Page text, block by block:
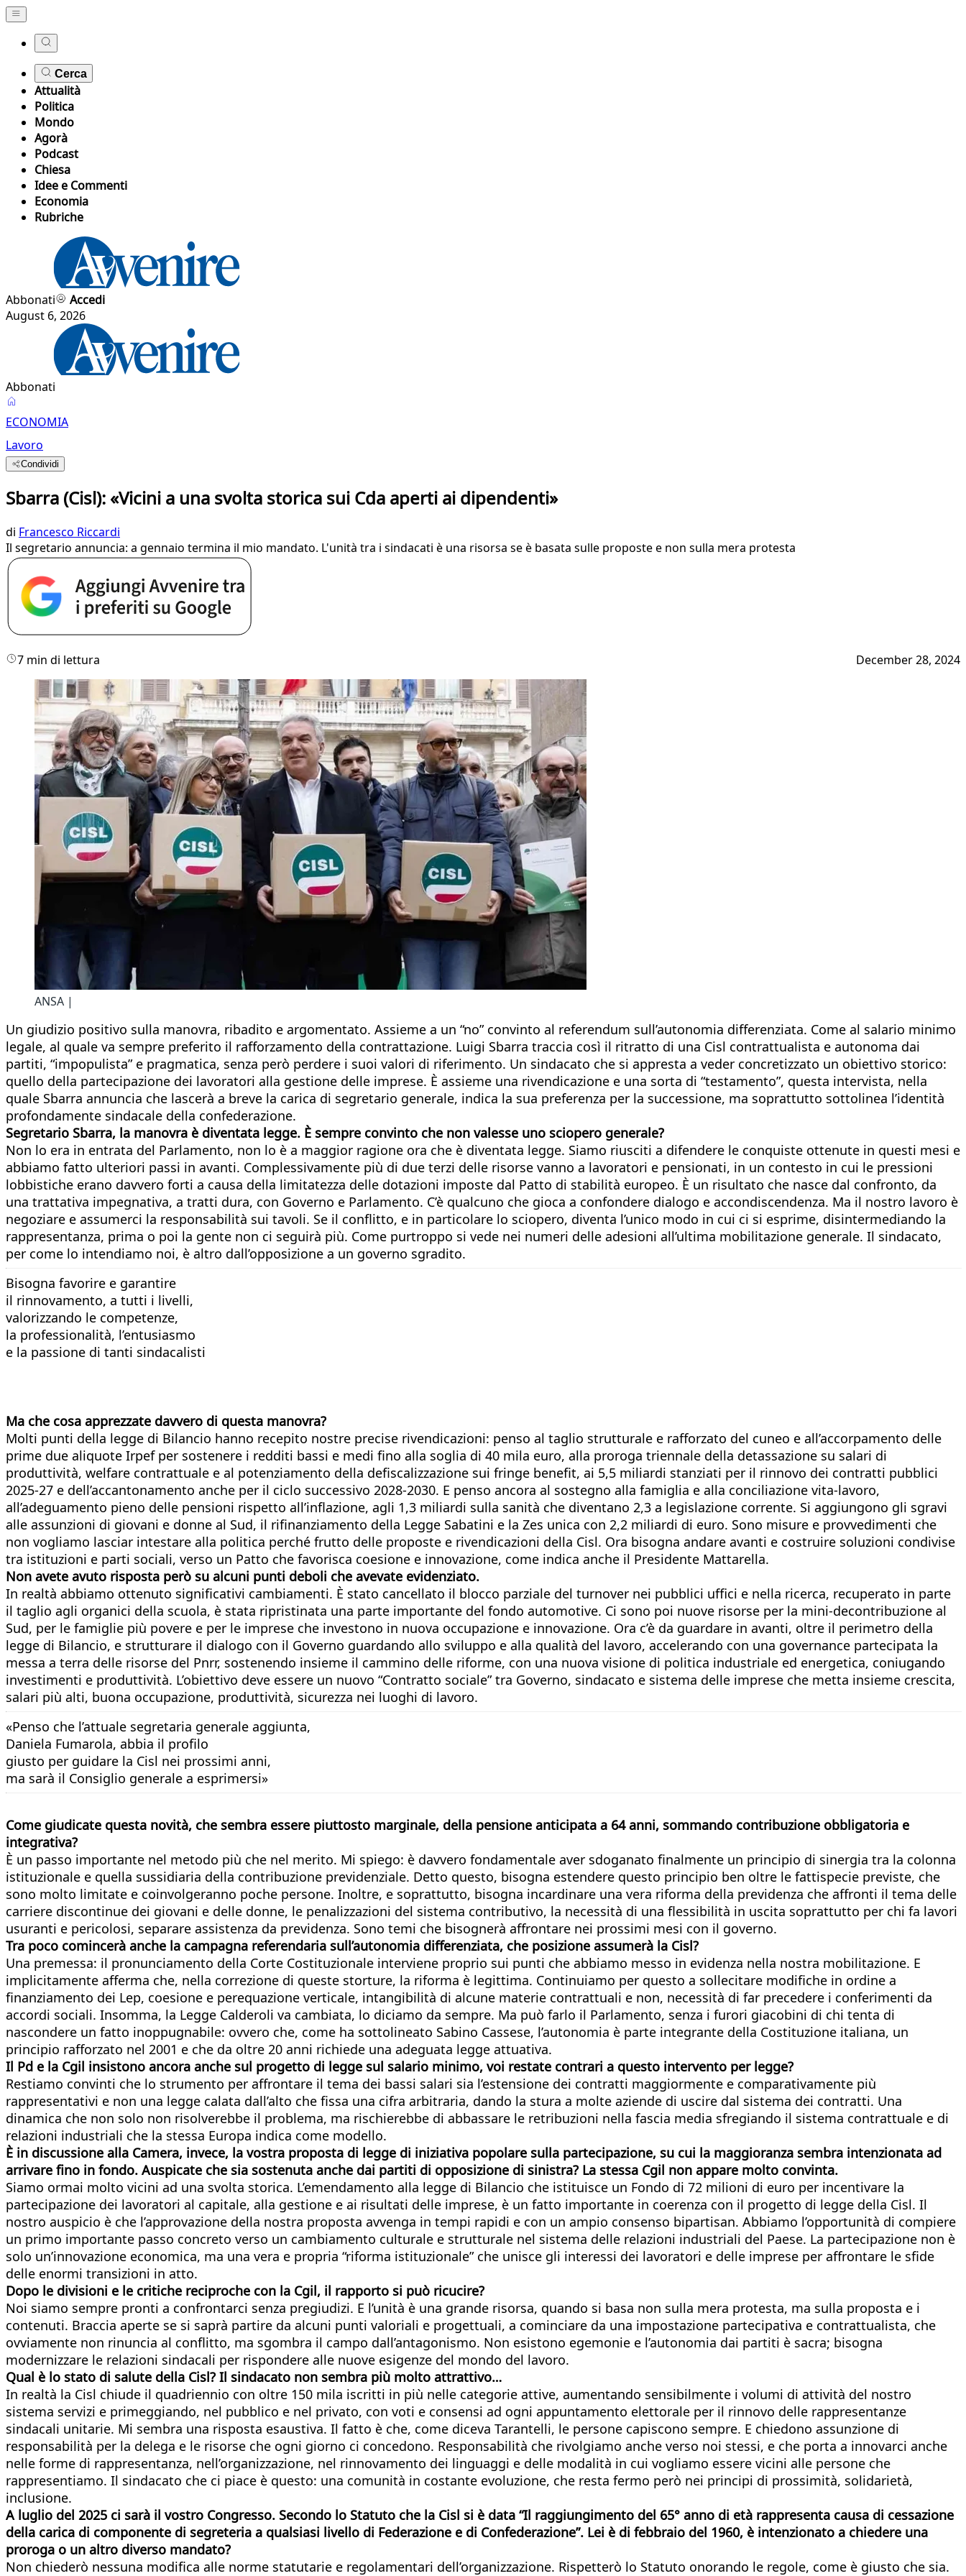
Cerca
Attualità
Politica
Mondo
Agorà
Podcast
Chiesa
Idee e Commenti
Economia
Rubriche
Abbonati
Accedi
August 6, 2026
Abbonati
ECONOMIA
Lavoro
Condividi
Sbarra (Cisl): «Vicini a una svolta storica sui Cda aperti ai dipendenti»
di Francesco Riccardi
Il segretario annuncia: a gennaio termina il mio mandato. L'unità tra i sindacati è una risorsa se è basata sulle proposte e non sulla mera protesta
7 min di lettura December 28, 2024
ANSA |
Un giudizio positivo sulla manovra, ribadito e argomentato. Assieme a un “no” convinto al referendum sull’autonomia differenziata. Come al salario minimo
legale, al quale va sempre preferito il rafforzamento della contrattazione. Luigi Sbarra traccia così il ritratto di una Cisl contrattualista e autonoma dai
partiti, “impopulista” e pragmatica, senza però perdere i suoi valori di riferimento. Un sindacato che si appresta a veder concretizzato un obiettivo storico:
quello della partecipazione dei lavoratori alla gestione delle imprese. È assieme una rivendicazione e una sorta di “testamento”, questa intervista, nella
quale Sbarra annuncia che lascerà a breve la carica di segretario generale, indica la sua preferenza per la successione, ma soprattutto sottolinea l’identità
profondamente sindacale della confederazione.
Segretario Sbarra, la manovra è diventata legge. È sempre convinto che non valesse uno sciopero generale?
Non lo era in entrata del Parlamento, non lo è a maggior ragione ora che è diventata legge. Siamo riusciti a difendere le conquiste ottenute in questi mesi e
abbiamo fatto ulteriori passi in avanti. Complessivamente più di due terzi delle risorse vanno a lavoratori e pensionati, in un contesto in cui le pressioni
lobbistiche erano davvero forti a causa della limitatezza delle dotazioni imposte dal Patto di stabilità europeo. È un risultato che nasce dal confronto, da
una trattativa impegnativa, a tratti dura, con Governo e Parlamento. C’è qualcuno che gioca a confondere dialogo e accondiscendenza. Ma il nostro lavoro è
negoziare e assumerci la responsabilità sui tavoli. Se il conflitto, e in particolare lo sciopero, diventa l’unico modo in cui ci si esprime, disintermediando la
rappresentanza, prima o poi la gente non ci seguirà più. Come purtroppo si vede nei numeri delle adesioni all’ultima mobilitazione generale. Il sindacato,
per come lo intendiamo noi, è altro dall’opposizione a un governo sgradito.
Bisogna favorire e garantire
il rinnovamento, a tutti i livelli,
valorizzando le competenze,
la professionalità, l’entusiasmo
e la passione di tanti sindacalisti
Ma che cosa apprezzate davvero di questa manovra?
Molti punti della legge di Bilancio hanno recepito nostre precise rivendicazioni: penso al taglio strutturale e rafforzato del cuneo e all’accorpamento delle
prime due aliquote Irpef per sostenere i redditi bassi e medi fino alla soglia di 40 mila euro, alla proroga triennale della detassazione su salari di
produttività, welfare contrattuale e al potenziamento della defiscalizzazione sui fringe benefit, ai 5,5 miliardi stanziati per il rinnovo dei contratti pubblici
2025-27 e dell’accantonamento anche per il ciclo successivo 2028-2030. E penso ancora al sostegno alla famiglia e alla conciliazione vita-lavoro,
all’adeguamento pieno delle pensioni rispetto all’inflazione, agli 1,3 miliardi sulla sanità che diventano 2,3 a legislazione corrente. Si aggiungono gli sgravi
alle assunzioni di giovani e donne al Sud, il rifinanziamento della Legge Sabatini e la Zes unica con 2,2 miliardi di euro. Sono misure e provvedimenti che
non vogliamo lasciar intestare alla politica perché frutto delle proposte e rivendicazioni della Cisl. Ora bisogna andare avanti e costruire soluzioni condivise
tra istituzioni e parti sociali, verso un Patto che favorisca coesione e innovazione, come indica anche il Presidente Mattarella.
Non avete avuto risposta però su alcuni punti deboli che avevate evidenziato.
In realtà abbiamo ottenuto significativi cambiamenti. È stato cancellato il blocco parziale del turnover nei pubblici uffici e nella ricerca, recuperato in parte
il taglio agli organici della scuola, è stata ripristinata una parte importante del fondo automotive. Ci sono poi nuove risorse per la mini-decontribuzione al
Sud, per le famiglie più povere e per le imprese che investono in nuova occupazione e innovazione. Ora c’è da guardare in avanti, oltre il perimetro della
legge di Bilancio, e strutturare il dialogo con il Governo guardando allo sviluppo e alla qualità del lavoro, accelerando con una governance partecipata la
messa a terra delle risorse del Pnrr, sostenendo insieme il cammino delle riforme, con una nuova visione di politica industriale ed energetica, coniugando
investimenti e produttività. L’obiettivo deve essere un nuovo “Contratto sociale” tra Governo, sindacato e sistema delle imprese che metta insieme crescita,
salari più alti, buona occupazione, produttività, sicurezza nei luoghi di lavoro.
«Penso che l’attuale segretaria generale aggiunta,
Daniela Fumarola, abbia il profilo
giusto per guidare la Cisl nei prossimi anni,
ma sarà il Consiglio generale a esprimersi»
Come giudicate questa novità, che sembra essere piuttosto marginale, della pensione anticipata a 64 anni, sommando contribuzione obbligatoria e
integrativa?
È un passo importante nel metodo più che nel merito. Mi spiego: è davvero fondamentale aver sdoganato finalmente un principio di sinergia tra la colonna
istituzionale e quella sussidiaria della contribuzione previdenziale. Detto questo, bisogna estendere questo principio ben oltre le fattispecie previste, che
sono molto limitate e coinvolgeranno poche persone. Inoltre, e soprattutto, bisogna incardinare una vera riforma della previdenza che affronti il tema delle
carriere discontinue dei giovani e delle donne, le penalizzazioni del sistema contributivo, la necessità di una flessibilità in uscita soprattutto per chi fa lavori
usuranti e pericolosi, separare assistenza da previdenza. Sono temi che bisognerà affrontare nei prossimi mesi con il governo.
Tra poco comincerà anche la campagna referendaria sull’autonomia differenziata, che posizione assumerà la Cisl?
Una premessa: il pronunciamento della Corte Costituzionale interviene proprio sui punti che abbiamo messo in evidenza nella nostra mobilitazione. E
implicitamente afferma che, nella correzione di queste storture, la riforma è legittima. Continuiamo per questo a sollecitare modifiche in ordine a
finanziamento dei Lep, coesione e perequazione verticale, intangibilità di alcune materie contrattuali e non, necessità di far precedere i conferimenti da
accordi sociali. Insomma, la Legge Calderoli va cambiata, lo diciamo da sempre. Ma può farlo il Parlamento, senza i furori giacobini di chi tenta di
nascondere un fatto inoppugnabile: ovvero che, come ha sottolineato Sabino Cassese, l’autonomia è parte integrante della Costituzione italiana, un
principio rafforzato nel 2001 e che da oltre 20 anni richiede una adeguata legge attuativa.
Il Pd e la Cgil insistono ancora anche sul progetto di legge sul salario minimo, voi restate contrari a questo intervento per legge?
Restiamo convinti che lo strumento per affrontare il tema dei bassi salari sia l’estensione dei contratti maggiormente e comparativamente più
rappresentativi e non una legge calata dall’alto che fissa una cifra arbitraria, dando la stura a molte aziende di uscire dal sistema dei contratti. Una
dinamica che non solo non risolverebbe il problema, ma rischierebbe di abbassare le retribuzioni nella fascia media sfregiando il sistema contrattuale e di
relazioni industriali che la stessa Europa indica come modello.
È in discussione alla Camera, invece, la vostra proposta di legge di iniziativa popolare sulla partecipazione, su cui la maggioranza sembra intenzionata ad
arrivare fino in fondo. Auspicate che sia sostenuta anche dai partiti di opposizione di sinistra? La stessa Cgil non appare molto convinta.
Siamo ormai molto vicini ad una svolta storica. L’emendamento alla legge di Bilancio che istituisce un Fondo di 72 milioni di euro per incentivare la
partecipazione dei lavoratori al capitale, alla gestione e ai risultati delle imprese, è un fatto importante in coerenza con il progetto di legge della Cisl. Il
nostro auspicio è che l’approvazione della nostra proposta avvenga in tempi rapidi e con un ampio consenso bipartisan. Abbiamo l’opportunità di compiere
un primo importante passo concreto verso un cambiamento culturale e strutturale nel sistema delle relazioni industriali del Paese. La partecipazione non è
solo un’innovazione economica, ma una vera e propria “riforma istituzionale” che unisce gli interessi dei lavoratori e delle imprese per affrontare le sfide
delle enormi transizioni in atto.
Dopo le divisioni e le critiche reciproche con la Cgil, il rapporto si può ricucire?
Noi siamo sempre pronti a confrontarci senza pregiudizi. E l’unità è una grande risorsa, quando si basa non sulla mera protesta, ma sulla proposta e i
contenuti. Braccia aperte se si saprà partire da alcuni punti valoriali e progettuali, a cominciare da una impostazione partecipativa e contrattualista, che
ovviamente non rinuncia al conflitto, ma sgombra il campo dall’antagonismo. Non esistono egemonie e l’autonomia dai partiti è sacra; bisogna
modernizzare le relazioni sindacali per rispondere alle nuove esigenze del mondo del lavoro.
Qual è lo stato di salute della Cisl? Il sindacato non sembra più molto attrattivo…
In realtà la Cisl chiude il quadriennio con oltre 150 mila iscritti in più nelle categorie attive, aumentando sensibilmente i volumi di attività del nostro
sistema servizi e primeggiando, nel pubblico e nel privato, con voti e consensi ad ogni appuntamento elettorale per il rinnovo delle rappresentanze
sindacali unitarie. Mi sembra una risposta esaustiva. Il fatto è che, come diceva Tarantelli, le persone capiscono sempre. E chiedono assunzione di
responsabilità per la delega e le risorse che ogni giorno ci concedono. Responsabilità che rivolgiamo anche verso noi stessi, e che porta a innovarci anche
nelle forme di rappresentanza, nell’organizzazione, nel rinnovamento dei linguaggi e delle modalità in cui vogliamo essere vicini alle persone che
rappresentiamo. Il sindacato che ci piace è questo: una comunità in costante evoluzione, che resta fermo però nei principi di prossimità, solidarietà,
inclusione.
A luglio del 2025 ci sarà il vostro Congresso. Secondo lo Statuto che la Cisl si è data “Il raggiungimento del 65° anno di età rappresenta causa di cessazione
della carica di componente di segreteria a qualsiasi livello di Federazione e di Confederazione”. Lei è di febbraio del 1960, è intenzionato a chiedere una
proroga o un altro diverso mandato?
Non chiederò nessuna modifica alle norme statutarie e regolamentari dell’organizzazione. Rispetterò lo Statuto onorando le regole, come è giusto che sia.